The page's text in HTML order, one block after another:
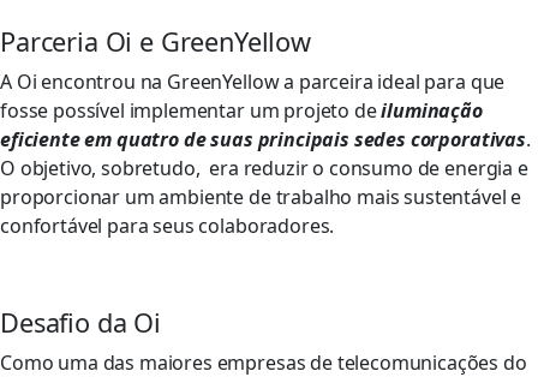
Parceria Oi e GreenYellow
A Oi encontrou na GreenYellow a parceira ideal para que
fosse possível implementar um projeto deiluminação
eficiente em quatro de suas principais sedes corporativas.
O objetivo, sobretudo, era reduzir o consumo de energia e
proporcionar um ambiente de trabalho mais sustentável e
confortável para seus colaboradores.
Desafio da Oi
Como uma das maiores empresas de telecomunicações do